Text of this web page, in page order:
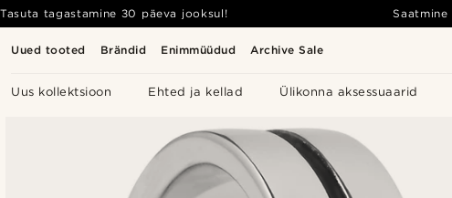
Uued tooted Brändid Enimmüüdud Archive Sale
Uus kollektsioon Ehted ja kellad Ülikonna aksessuaarid
Tasuta tagastamine 30 päeva jooksul! Saatmine